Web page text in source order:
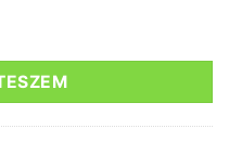
GT 2 44,5 antracit/